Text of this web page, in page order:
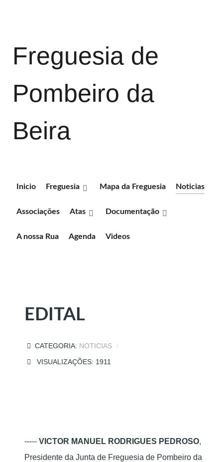
Freguesia de
Pombeiro da
Beira
Inicio Freguesia Mapa da Freguesia Noticias
Associações Atas Documentação
A nossa Rua Agenda Videos
EDITAL
CATEGORIA: NOTICIAS
VISUALIZAÇÕES: 1911
----- VICTOR MANUEL RODRIGUES PEDROSO,
Presidente da Junta de Freguesia de Pombeiro da